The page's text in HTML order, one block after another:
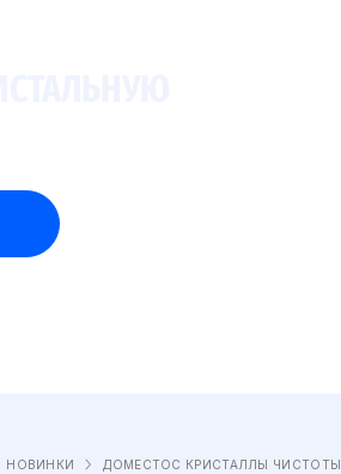
НОВИНКИ ДОМЕСТОС КРИСТАЛЛЫ ЧИСТОТЫ